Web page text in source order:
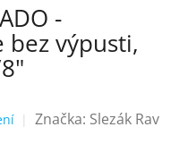
-
bez výpusti,
Značka: Slezák Rav